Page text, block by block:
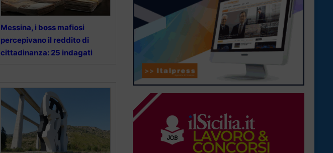
Messina, i boss mafiosi
percepivano il reddito di
cittadinanza: 25 indagati